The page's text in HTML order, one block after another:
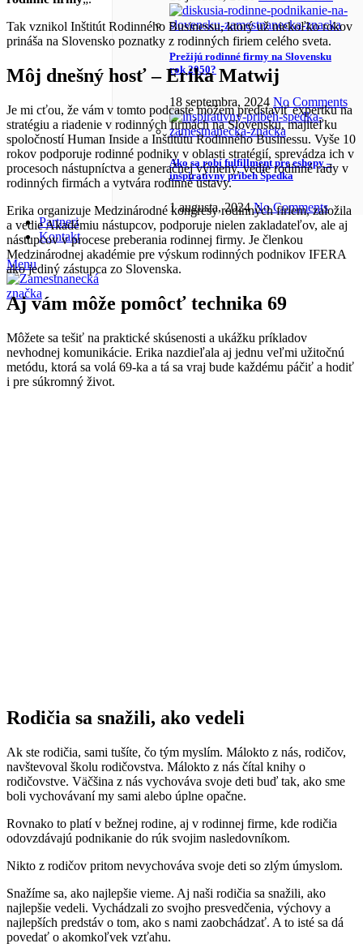
Prežijú rodinné firmy na Slovensku
rok 2050?
18 septembra, 2024 No Comments
Ako sa robí fulfillment pre eshopy –
inšpiratívny príbeh Špedka
1 augusta, 2024 No Comments
Partneri
Kontakt
Menu
Tak vznikol Inštitút Rodinného Businessu, ktorý už niekoľko rokov
prináša na Slovensko poznatky z rodinných firiem celého sveta.
Môj dnešný hosť – Erika Matwij
Je mi cťou, že vám v tomto podcaste môžem predstaviť expertku na
stratégiu a riadenie v rodinných firmách na Slovensku, majiteľku
spoločností Human Inside a Inštitútu Rodinného Businessu. Vyše 10
rokov podporuje rodinné podniky v oblasti stratégií, sprevádza ich v
procesoch nástupníctva a generačnej výmeny, vedie rodinné rady v
rodinných firmách a vytvára rodinné ústavy.
Erika organizuje Medzinárodné kongresy rodinných firiem, založila
a vedie Akadémiu nástupcov, podporuje nielen zakladateľov, ale aj
nástupcov v procese preberania rodinnej firmy. Je členkou
Medzinárodnej akadémie pre výskum rodinných podnikov IFERA
ako jediný zástupca zo Slovenska.
Aj vám môže pomôcť technika 69
Môžete sa tešiť na praktické skúsenosti a ukážku príkladov
nevhodnej komunikácie. Erika nazdieľala aj jednu veľmi užitočnú
metódu, ktorá sa volá 69-ka a tá sa vraj bude každému páčiť a hodiť
i pre súkromný život.
Rodičia sa snažili, ako vedeli
Ak ste rodičia, sami tušíte, čo tým myslím. Málokto z nás, rodičov,
navštevoval školu rodičovstva. Málokto z nás čítal knihy o
rodičovstve. Väčšina z nás vychováva svoje deti buď tak, ako sme
boli vychovávaní my sami alebo úplne opačne.
Rovnako to platí v bežnej rodine, aj v rodinnej firme, kde rodičia
odovzdávajú podnikanie do rúk svojim nasledovníkom.
Nikto z rodičov pritom nevychováva svoje deti so zlým úmyslom.
Snažíme sa, ako najlepšie vieme. Aj naši rodičia sa snažili, ako
najlepšie vedeli. Vychádzali zo svojho presvedčenia, výchovy a
najlepších predstáv o tom, ako s nami zaobchádzať. A to isté sa dá
povedať o akomkoľvek vzťahu.